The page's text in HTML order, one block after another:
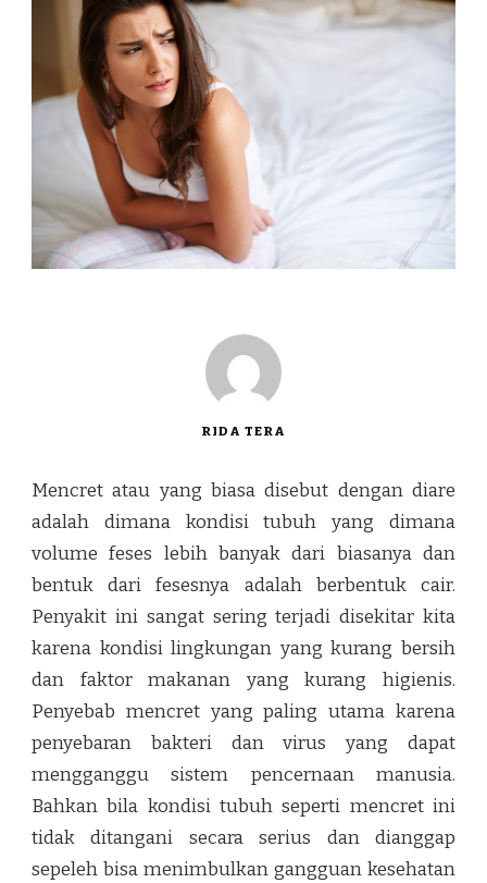
RIDA TERA
Mencret atau yang biasa disebut dengan diare
adalah dimana kondisi tubuh yang dimana
volume feses lebih banyak dari biasanya dan
bentuk dari fesesnya adalah berbentuk cair.
Penyakit ini sangat sering terjadi disekitar kita
karena kondisi lingkungan yang kurang bersih
dan faktor makanan yang kurang higienis.
Penyebab mencret yang paling utama karena
penyebaran bakteri dan virus yang dapat
mengganggu sistem pencernaan manusia.
Bahkan bila kondisi tubuh seperti mencret ini
tidak ditangani secara serius dan dianggap
sepeleh bisa menimbulkan gangguan kesehatan